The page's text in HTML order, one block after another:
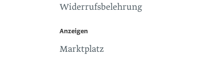
Widerrufsbelehrung
Anzeigen
Marktplatz